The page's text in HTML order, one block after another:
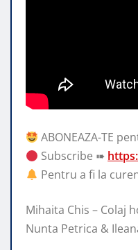
ABONEAZA-TE
Subscribe ➠
Pentru a fi la
Mihaita Chis – Colaj
Nunta Petrica &